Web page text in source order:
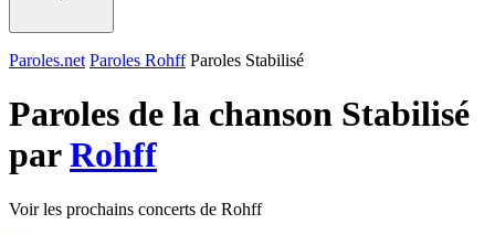
Paroles.net Paroles Rohff Paroles Stabilisé
Paroles de la chanson Stabilisé
parRohff
Voir les prochains concerts de Rohff